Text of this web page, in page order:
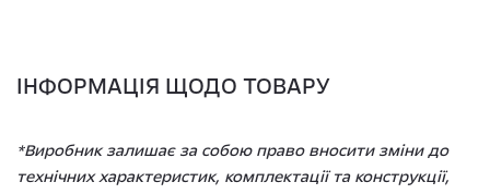
ІНФОРМАЦІЯ ЩОДО ТОВАРУ
*Виробник залишає за собою право вносити зміни до
технічних характеристик, комплектації та конструкції,